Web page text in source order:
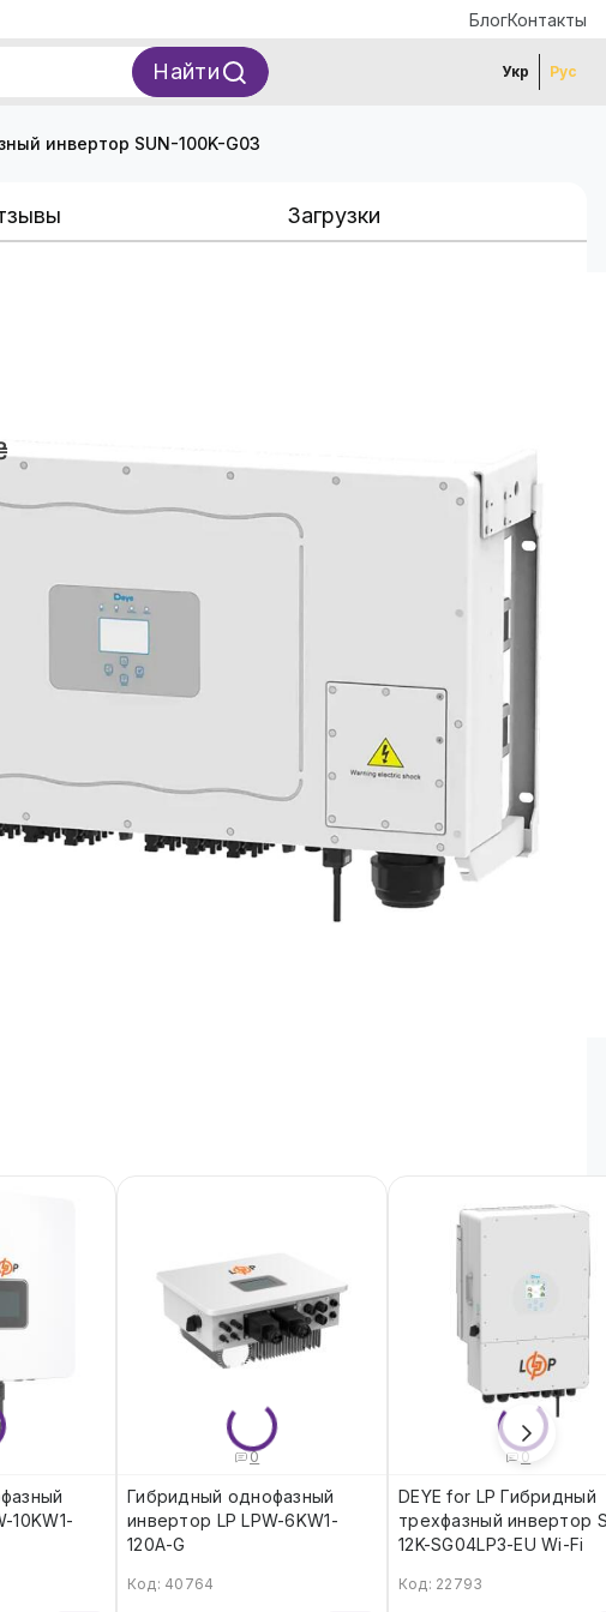
БлогКонтакты
Найти Укр Рус
инвертор SUN-100K-G03
Загрузки
осуществляется в течении 14 дней
доставка
картой, в кредит/рассрочку, по безналичному расчету
10KW1-
0
Гибридный однофазный
инвертор LP LPW-6KW1-
120A-G
Код: 40764
0
DEYE for LP Гибридный
трехфазный инвертор
12K-SG04LP3-EU Wi-Fi
Код: 22793